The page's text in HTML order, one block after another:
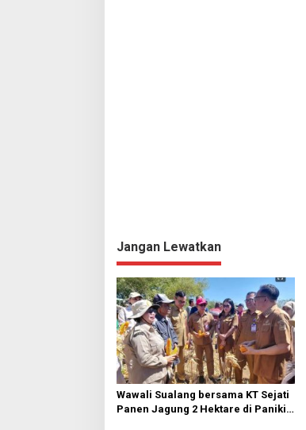
Jangan Lewatkan
Wawali Sualang bersama KT Sejati
Panen Jagung 2 Hektare di Paniki